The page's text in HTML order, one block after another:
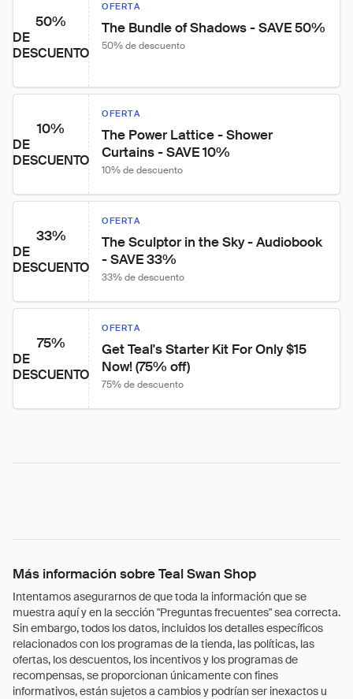
50%
DE
DESCUENTO
OFERTA
The Bundle of Shadows - SAVE 50%
50% de descuento
10%
DE
DESCUENTO
OFERTA
The Power Lattice - Shower
Curtains - SAVE 10%
10% de descuento
33%
DE
DESCUENTO
OFERTA
The Sculptor in the Sky - Audiobook
- SAVE 33%
33% de descuento
75%
DE
DESCUENTO
OFERTA
Get Teal's Starter Kit For Only $15
Now! (75% off)
75% de descuento
Más información sobre Teal Swan Shop
Intentamos asegurarnos de que toda la información que se
muestra aquí y en la sección "Preguntas frecuentes" sea correcta.
Sin embargo, todos los datos, incluidos los detalles específicos
relacionados con los programas de la tienda, las políticas, las
ofertas, los descuentos, los incentivos y los programas de
recompensas, se proporcionan únicamente con fines
informativos, están sujetos a cambios y podrían ser inexactos u